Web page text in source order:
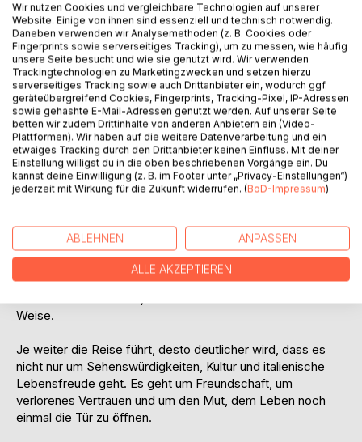
BESCHREIBUNG
Manchmal beginnt das wahre Leben erst hinter der
nächsten Kurve
Clara und Janina wollen nur weg. Weg von gescheiterten
Beziehungen, alten Enttäuschungen und der Frage, wie es
jetzt weitergehen soll.
Mit ihrem Campingbus Wolke 7 folgen sie Goethes Spuren
von den Alpen bis in den tiefen Süden Italiens. Zwischen
venezianischen Kanälen, römischen Ruinen, kalabrischen
Stränden und sizilianischer Sonne erleben sie nicht nur die
Weise.
Je weiter die Reise führt, desto deutlicher wird, dass es
nicht nur um Sehenswürdigkeiten, Kultur und italienische
Lebensfreude geht. Es geht um Freundschaft, um
verlorenes Vertrauen und um den Mut, dem Leben noch
einmal die Tür zu öffnen.
Wir nutzen Cookies und vergleichbare Technologien auf unserer
Website. Einige von ihnen sind essenziell und technisch notwendig.
Daneben verwenden wir Analysemethoden (z. B. Cookies oder
Fingerprints sowie serverseitiges Tracking), um zu messen, wie häufig
unsere Seite besucht und wie sie genutzt wird. Wir verwenden
Trackingtechnologien zu Marketingzwecken und setzen hierzu
serverseitiges Tracking sowie auch Drittanbieter ein, wodurch ggf.
geräteübergreifend Cookies, Fingerprints, Tracking-Pixel, IP-Adressen
sowie gehashte E-Mail-Adressen genutzt werden. Auf unserer Seite
betten wir zudem Drittinhalte von anderen Anbietern ein (Video-
Plattformen). Wir haben auf die weitere Datenverarbeitung und ein
etwaiges Tracking durch den Drittanbieter keinen Einfluss. Mit deiner
Einstellung willigst du in die oben beschriebenen Vorgänge ein. Du
kannst deine Einwilligung (z. B. im Footer unter „Privacy-Einstellungen“)
jederzeit mit Wirkung für die Zukunft widerrufen. (BoD-Impressum)
ABLEHNEN ANPASSEN
ALLE AKZEPTIEREN